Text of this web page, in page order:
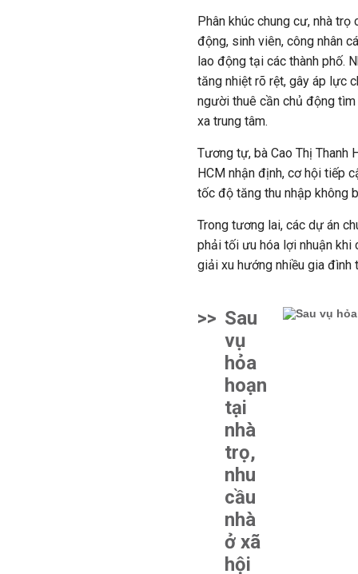
Phân khúc chung cư, nhà
động, sinh viên, công nhân
lao động tại các thành phố.
tăng nhiệt rõ rệt, gây áp lực
người thuê cần chủ động
xa trung tâm.
Tương tự, bà Cao Thị Thanh
HCM nhận định, cơ hội tiếp
tốc độ tăng thu nhập không
Trong tương lai, các dự án
phải tối ưu hóa lợi nhuận khi
giải xu hướng nhiều gia
>> Sau
vụ
hỏa
hoạn
tại
nhà
trọ,
nhu
cầu
nhà
ở xã
hội